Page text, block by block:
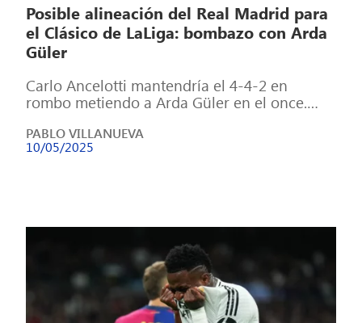
Posible alineación del Real Madrid para
el Clásico de LaLiga: bombazo con Arda
Güler
Carlo Ancelotti mantendría el 4-4-2 en
rombo metiendo a Arda Güler en el once.
[…]
PABLO VILLANUEVA
10/05/2025